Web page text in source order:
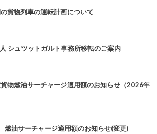
貨物列車の運転計画について
シュツットガルト事務所移転のご案内
物燃油サーチャージ適用額のお知らせ（2026年
油サーチャージ適用額のお知らせ(変更)